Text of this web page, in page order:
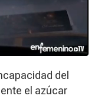
del
el azúcar